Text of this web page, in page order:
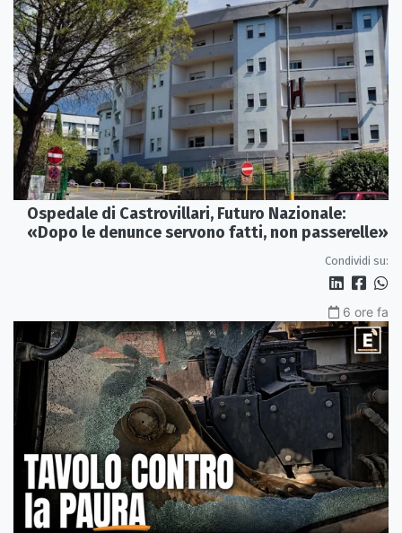
Ospedale di Castrovillari, Futuro Nazionale:
«Dopo le denunce servono fatti, non passerelle»
Condividi su:
6 ore fa